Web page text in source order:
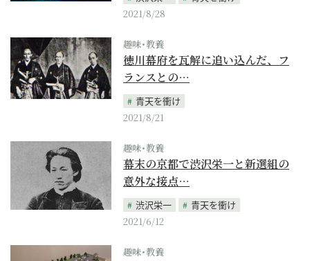
2021/8/28
趣味･教養
徳川幕府を瓦解に追い込んだ、フ
ランスとの…
青天を衝け
2021/8/21
趣味･教養
幕末の京都で渋沢栄一と新選組の
意外な接点…
渋沢栄一
青天を衝け
2021/6/12
趣味･教養